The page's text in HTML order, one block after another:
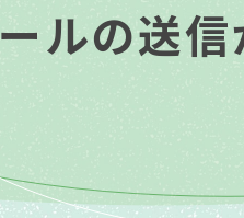
メールの送